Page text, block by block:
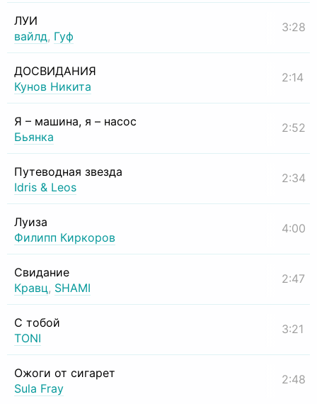
ЛУИ
вайлд, Гуф
3:28
ДОСВИДАНИЯ
Кунов Никита
2:14
Я – машина, я – насос
Бьянка
2:52
Путеводная звезда
Idris & Leos
2:34
Луиза
Филипп Киркоров
4:00
Свидание
Кравц, SHAMI
2:47
С тобой
TONI
3:21
Ожоги от сигарет
Sula Fray
2:48